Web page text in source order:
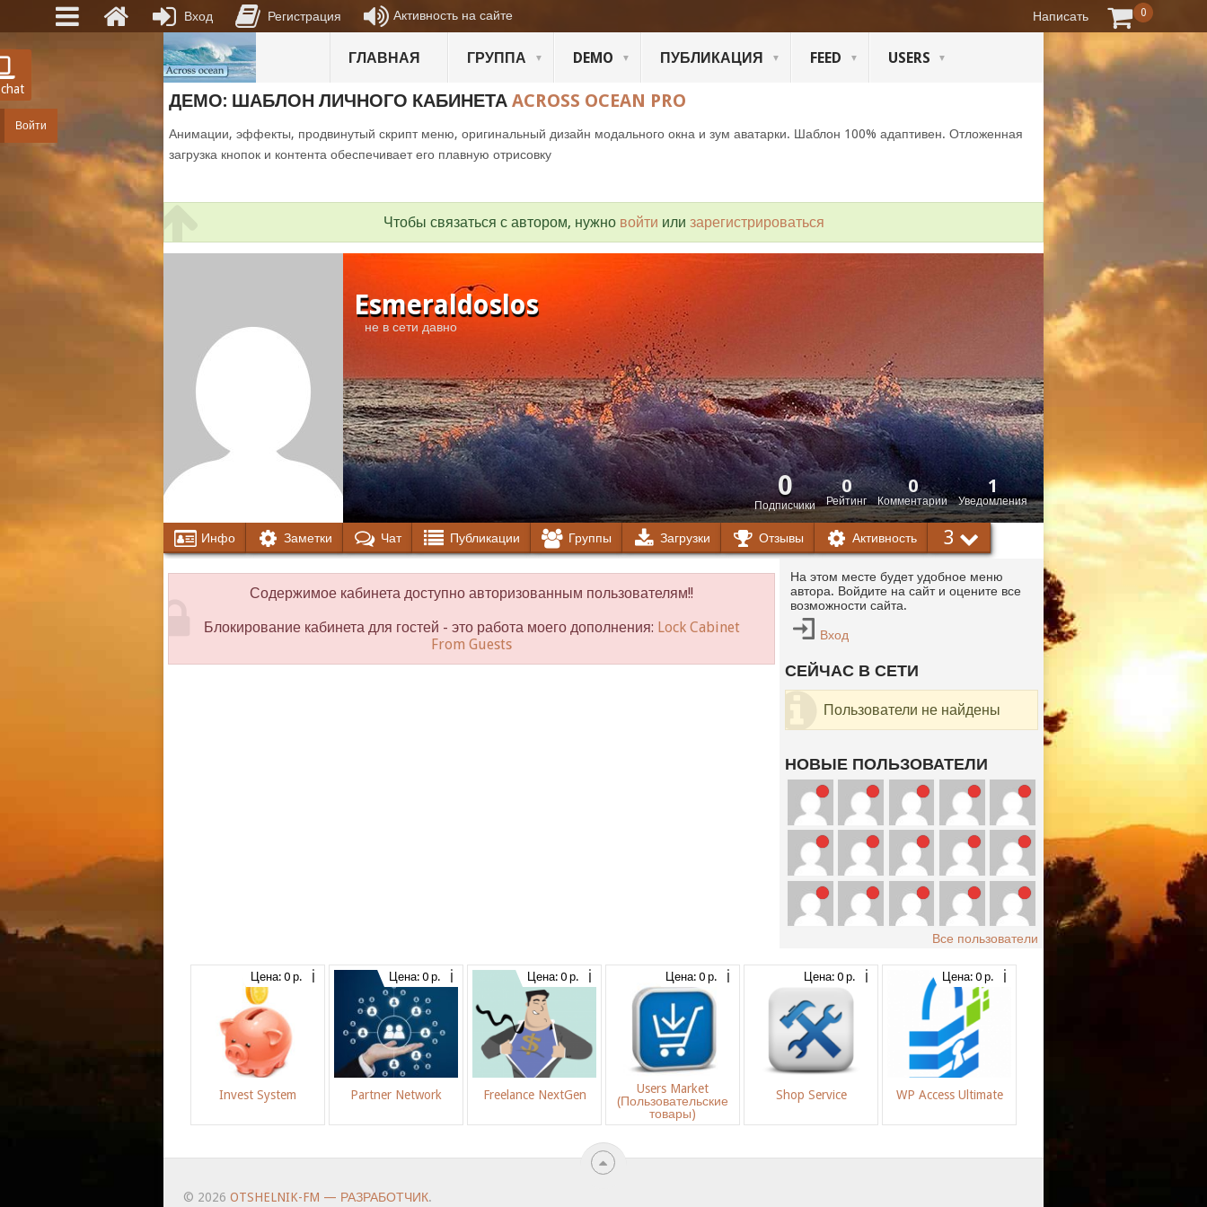
Войти
ГЛАВНАЯ ГРУППА DEMO ПУБЛИКАЦИЯ FEED USERS
ДЕМО: ШАБЛОН ЛИЧНОГО КАБИНЕТА ACROSS OCEAN PRO
Анимации, эффекты, продвинутый скрипт меню, оригинальный дизайн модального окна и зум аватарки. Шаблон 100% адаптивен. Отложенная
загрузка кнопок и контента обеспечивает его плавную отрисовку
Чтобы связаться с автором, нужно войти или зарегистрироваться
Esmeraldoslos
не в сети давно
Подписчики
0 Рейтинг
0
Комментарии
0
Уведомления
1
Инфо Заметки Чат Публикации Группы Загрузки Отзывы Активность 3
Содержимое кабинета доступно авторизованным пользователям!!
Блокирование кабинета для гостей - это работа моего дополнения: Lock Cabinet
From Guests
На этом месте будет удобное меню
автора. Войдите на сайт и оцените все
возможности сайта.
Вход
СЕЙЧАС В СЕТИ
Пользователи не найдены
НОВЫЕ ПОЛЬЗОВАТЕЛИ
Все пользователи
Цена: 0 р.
Invest System
Цена: 0 р.
Partner Network
Цена: 0 р.
Freelance NextGen
Цена: 0 р.
Users Market
(Пользовательские
товары)
Цена: 0 р.
Shop Service
Цена: 0 р.
WP Access Ultimate
© 2026 OTSHELNIK-FM — РАЗРАБОТЧИК.
Вход Регистрация Активность на сайте Написать 0